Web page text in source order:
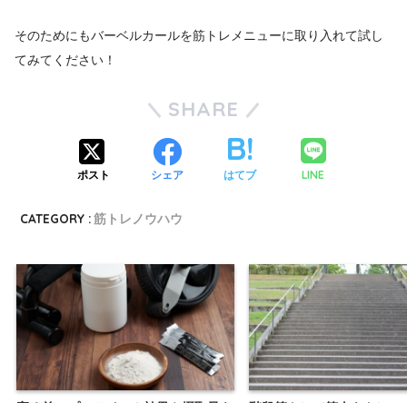
そのためにもバーベルカールを筋トレメニューに取り入れて試し
てみてください！
SHARE
ポスト シェア はてブ LINE
CATEGORY :筋トレノウハウ